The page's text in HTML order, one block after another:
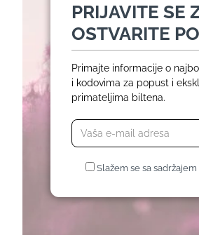
PRIJAVITE SE
OSTVARITE
Primajte informacije o
i kodovima za popust i
primateljima biltena.
Slažem se sa sadržajem